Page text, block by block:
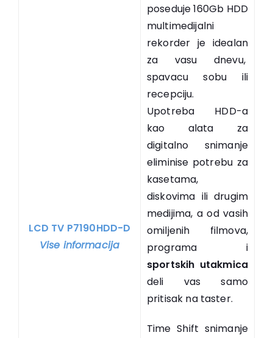
LCD TV P7190HDD-D
Vise informacija
poseduje 160Gb HDD
multimedijalni
rekorder je idealan
za vasu dnevu,
spavacu sobu ili
recepciju.
Upotreba HDD-a
kao alata za
digitalno snimanje
eliminise potrebu za
kasetama,
diskovima ili drugim
medijima, a od vasih
omiljenih filmova,
programa i
sportskih utakmica
deli vas samo
pritisak na taster.
Time Shift snimanje